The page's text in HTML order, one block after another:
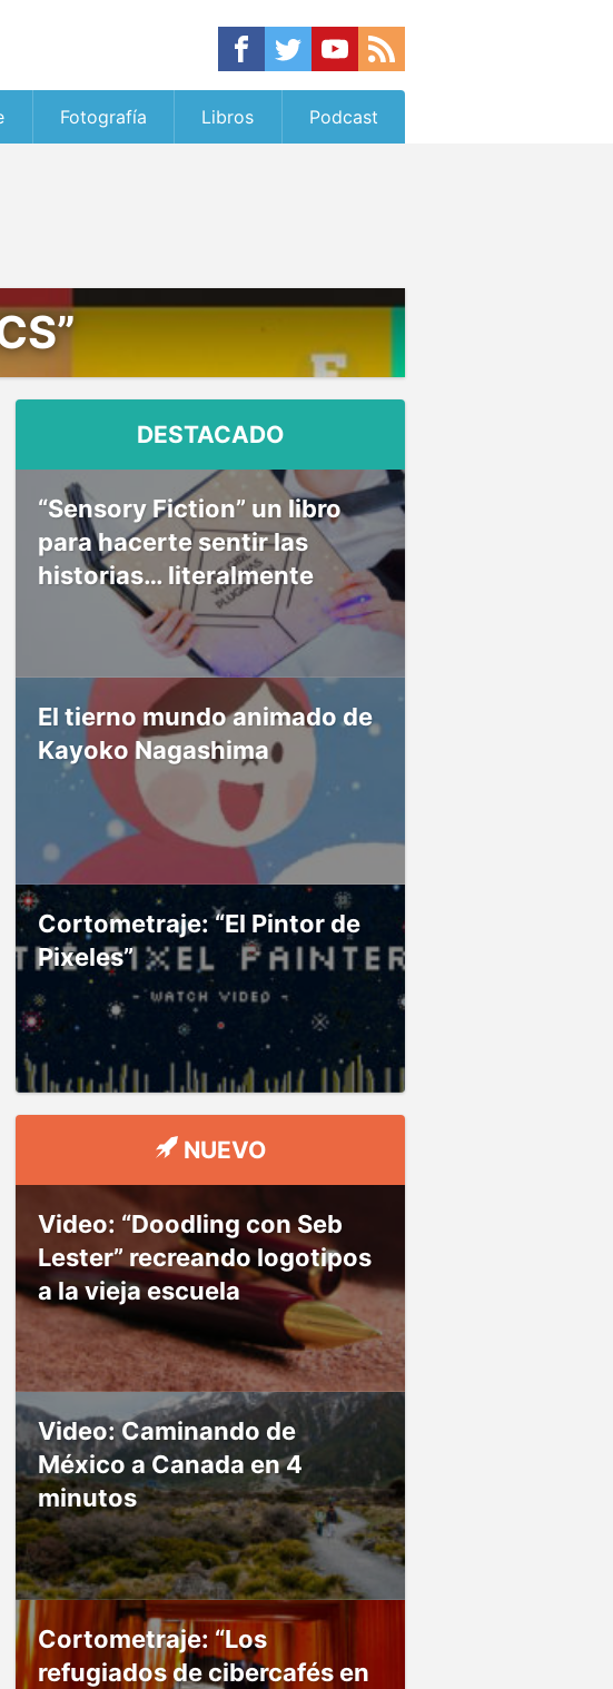
Fotografía Libros Podcast
DESTACADO
“Sensory Fiction” un libro
para hacerte sentir las
historias… literalmente
El tierno mundo animado de
Kayoko Nagashima
Cortometraje: “El Pintor de
Pixeles”
NUEVO
Video: “Doodling con Seb
Lester” recreando logotipos
a la vieja escuela
Video: Caminando de
México a Canada en 4
minutos
Cortometraje: “Los
refugiados de cibercafés en